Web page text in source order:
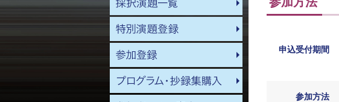
申込受付期間
参加方法